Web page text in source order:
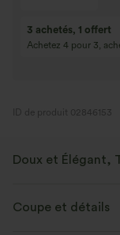
3 achetés, 1 offert
Achetez 4 pour 3,
ID de produit 02846153
Doux et Élégant,
est frais au toucher.
Coupe et détails